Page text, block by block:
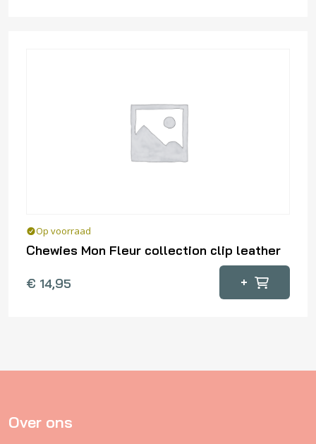
Op voorraad
Chewies Mon Fleur collection clip leather
€ 14,95 +
product
gekozen
Over ons